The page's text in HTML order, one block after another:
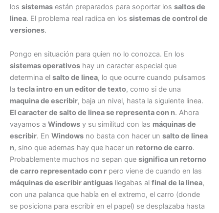
los sistemas están preparados para soportar los saltos de
linea. El problema real radica en los sistemas de control de
versiones.
Pongo en situación para quien no lo conozca. En los
sistemas operativos hay un caracter especial que
determina el salto de linea, lo que ocurre cuando pulsamos
la tecla intro en un editor de texto, como si de una
maquina de escribir, baja un nivel, hasta la siguiente linea.
El caracter de salto de linea se representa con n. Ahora
vayamos a Windows y su similitud con las máquinas de
escribir. En Windows no basta con hacer un salto de linea
n, sino que ademas hay que hacer un retorno de carro.
Probablemente muchos no sepan que significa un retorno
de carro representado con r pero viene de cuando en las
máquinas de escribir antiguas llegabas al final de la linea,
con una palanca que había en el extremo, el carro (donde
se posiciona para escribir en el papel) se desplazaba hasta